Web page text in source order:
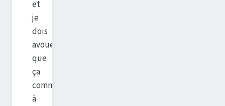
et
je
dois
avouer
que
ça
commençait
à